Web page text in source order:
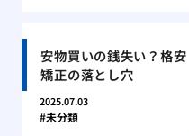
安物買いの銭失い？格安
矯正の落とし穴
2025.07.03
未分類